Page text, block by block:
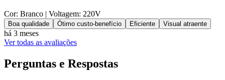
Cor: Branco | Voltagem: 220V
Boa qualidade Ótimo custo-benefício Eficiente Visual atraente
há 3 meses
Ver todas as avaliações
Perguntas e Respostas